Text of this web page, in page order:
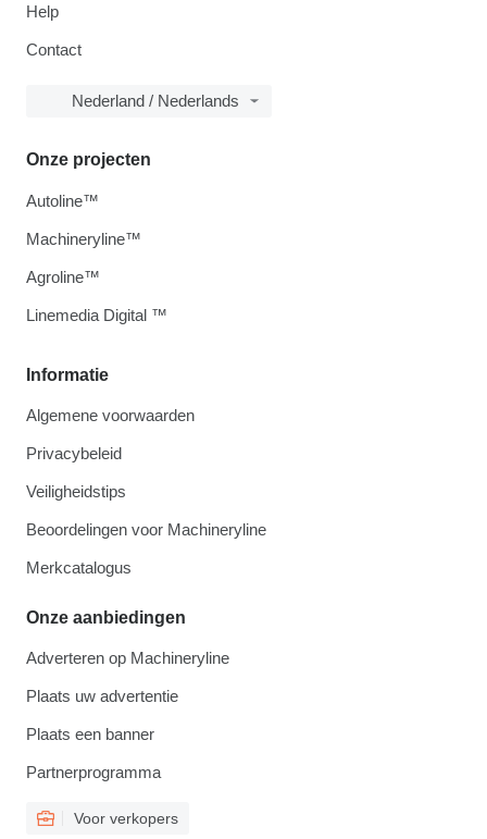
Help
Contact
Nederland / Nederlands
Informatie
Algemene voorwaarden
Privacybeleid
Veiligheidstips
Beoordelingen voor Machineryline
Merkcatalogus
Onze aanbiedingen
Adverteren op Machineryline
Plaats uw advertentie
Plaats een banner
Partnerprogramma
Voor verkopers
Onze projecten
Autoline™
Machineryline™
Agroline™
Linemedia Digital ™